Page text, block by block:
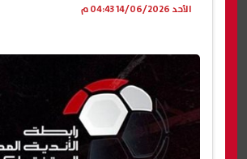
الأحد 14/06/2026 04:43 م